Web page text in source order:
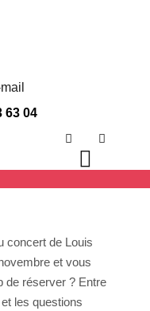
63 04
1
concert de Louis
et vous
de réserver ? Entre
les questions